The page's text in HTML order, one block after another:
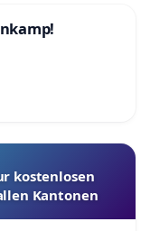
kostenlosen
Kantonen